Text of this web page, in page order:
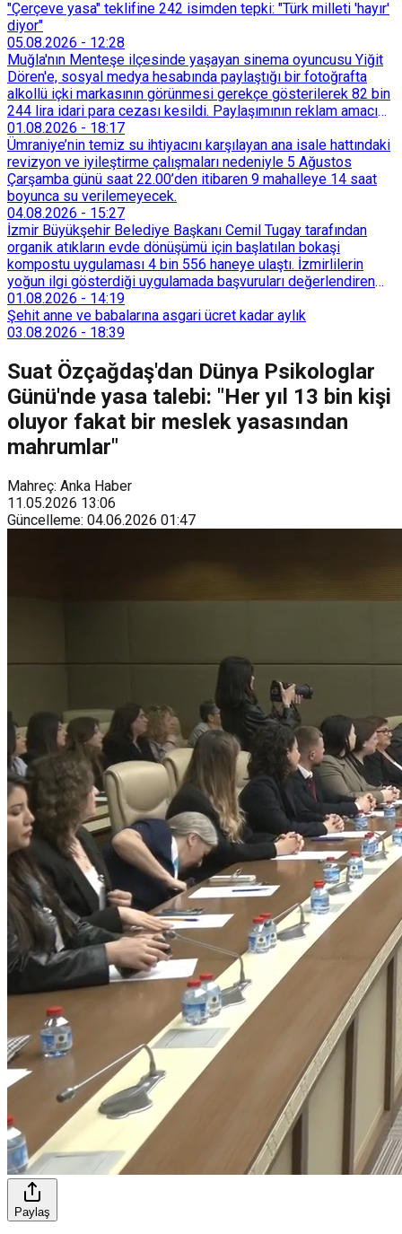
"Çerçeve yasa" teklifine 242 isimden tepki: "Türk milleti 'hayır'
diyor"
05.08.2026 - 12:28
Muğla'nın Menteşe ilçesinde yaşayan sinema oyuncusu Yiğit
Dören'e, sosyal medya hesabında paylaştığı bir fotoğrafta
alkollü içki markasının görünmesi gerekçe gösterilerek 82 bin
244 lira idari para cezası kesildi. Paylaşımının reklam amacı
taşımadığını savunan Dören, cezanın iptali için yargıya
başvurdu.
01.08.2026 - 18:17
Ümraniye’nin temiz su ihtiyacını karşılayan ana isale hattındaki
revizyon ve iyileştirme çalışmaları nedeniyle 5 Ağustos
Çarşamba günü saat 22.00’den itibaren 9 mahalleye 14 saat
boyunca su verilemeyecek.
04.08.2026 - 15:27
İzmir Büyükşehir Belediye Başkanı Cemil Tugay tarafından
organik atıkların evde dönüşümü için başlatılan bokaşi
kompostu uygulaması 4 bin 556 haneye ulaştı. İzmirlilerin
yoğun ilgi gösterdiği uygulamada başvuruları değerlendiren
Tarımsal Hizmetler Dairesi Başkanlığı, farklı ilçelerde toplam
128 bokaşi kompost eğitimi düzenleyerek İzmirlileri
sürdürülebilir atık yönetimi sistemine dahil etti.
01.08.2026 - 14:19
Şehit anne ve babalarına asgari ücret kadar aylık
03.08.2026 - 18:39
Suat Özçağdaş'dan Dünya Psikologlar
Günü'nde yasa talebi: "Her yıl 13 bin kişi
oluyor fakat bir meslek yasasından
mahrumlar"
Mahreç: Anka Haber
11.05.2026 13:06
Güncelleme: 04.06.2026 01:47
Paylaş